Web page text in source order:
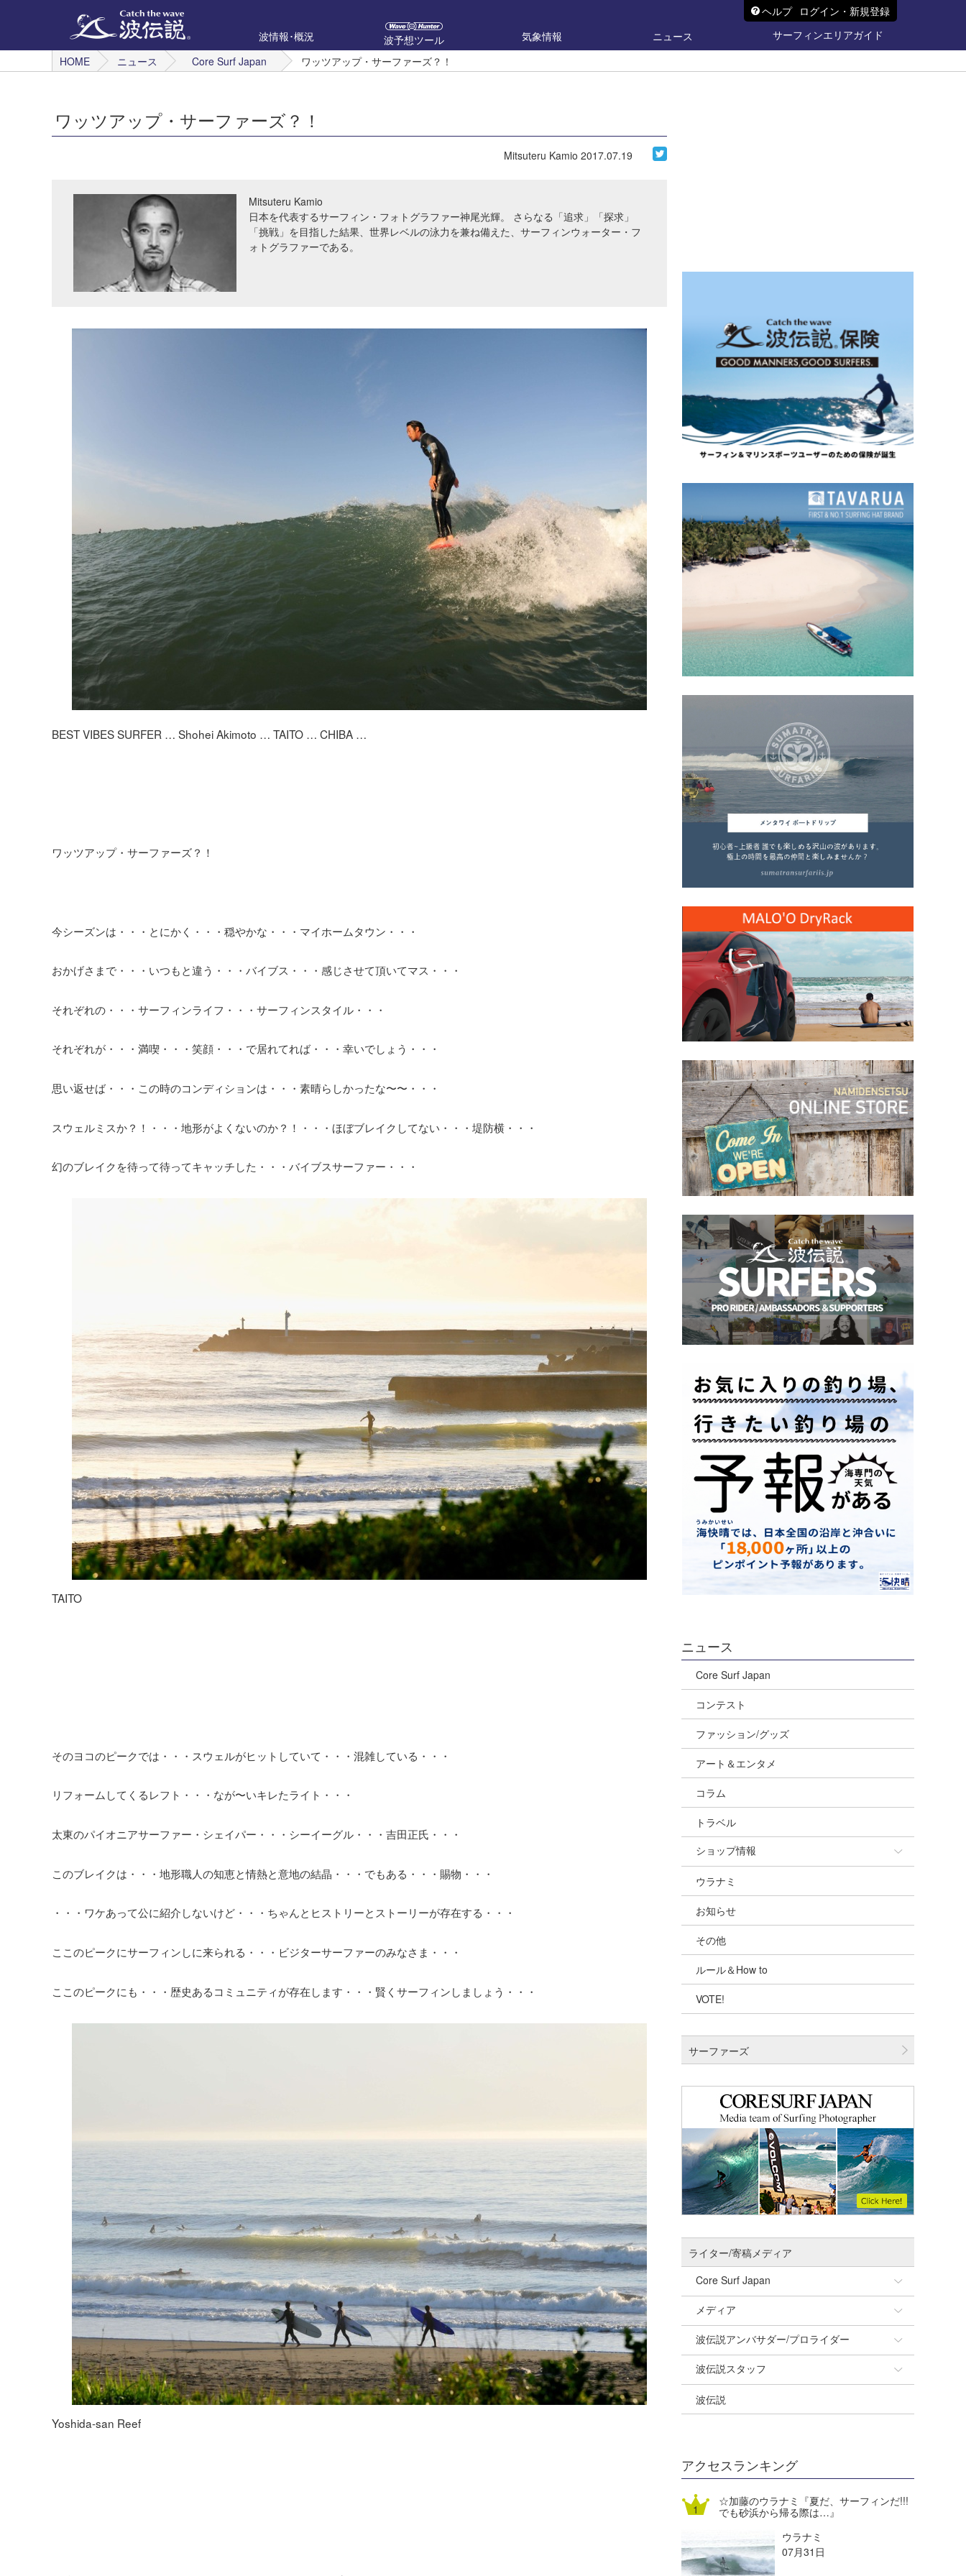
ヘルプ ログイン・新規登録
波情報･概況
波予想ツール 気象情報 ニュース
サーフィンエリアガイド
HOME
ニュース Core Surf Japan ワッツアップ・サーファーズ？！
ワッツアップ・サーファーズ？！
Mitsuteru Kamio 2017.07.19
Mitsuteru Kamio
日本を代表するサーフィン・フォトグラファー神尾光輝。 さらなる「追求」「探求」
「挑戦」を目指した結果、世界レベルの泳力を兼ね備えた、サーフィンウォーター・フ
ォトグラファーである。
BEST VIBES SURFER … Shohei Akimoto … TAITO … CHIBA …
ワッツアップ・サーファーズ？！
今シーズンは・・・とにかく・・・穏やかな・・・マイホームタウン・・・
おかげさまで・・・いつもと違う・・・バイブス・・・感じさせて頂いてマス・・・
それぞれの・・・サーフィンライフ・・・サーフィンスタイル・・・
それぞれが・・・満喫・・・笑顔・・・で居れてれば・・・幸いでしょう・・・
思い返せば・・・この時のコンディションは・・・素晴らしかったな〜〜・・・
スウェルミスか？！・・・地形がよくないのか？！・・・ほぼブレイクしてない・・・堤防横・・・
幻のブレイクを待って待ってキャッチした・・・バイブスサーファー・・・
TAITO
そのヨコのピークでは・・・スウェルがヒットしていて・・・混雑している・・・
リフォームしてくるレフト・・・なが〜いキレたライト・・・
太東のパイオニアサーファー・シェイパー・・・シーイーグル・・・吉田正氏・・・
このブレイクは・・・地形職人の知恵と情熱と意地の結晶・・・でもある・・・賜物・・・
・・・ワケあって公に紹介しないけど・・・ちゃんとヒストリーとストーリーが存在する・・・
ここのピークにサーフィンしに来られる・・・ビジターサーファーのみなさま・・・
ここのピークにも・・・歴史あるコミュニティが存在します・・・賢くサーフィンしましょう・・・
Yoshida-san Reef
ニュース
Core Surf Japan
コンテスト
ファッション/グッズ
アート＆エンタメ
コラム
トラベル
ショップ情報
ショップ情報
湘南
千葉北
伊豆
千葉南
四国
沖縄
ウラナミ
お知らせ
その他
ルール＆How to
VOTE!
サーファーズ
ライター/寄稿メディア
Core Surf Japan
Naoya Kimoto
mitsuteru Kamio
Yasunari Inoue
Yoshiyuki Obata
DELTA FORCE SURF
熊谷素子
メディア
SURFMEDIA
Colors MAGAZINE
WAVAL
波伝説アンバサダー/プロライダー
福島寿実子
中浦“JET”章
進士剛光
植村未来
NOBUFUKU
波伝説スタッフ
☆加藤
Aichan
ECE
G◎Da
波伝説
アクセスランキング
☆加藤のウラナミ『夏だ、サーフィンだ!!!
でも砂浜から帰る際は…』
ウラナミ
07月31日